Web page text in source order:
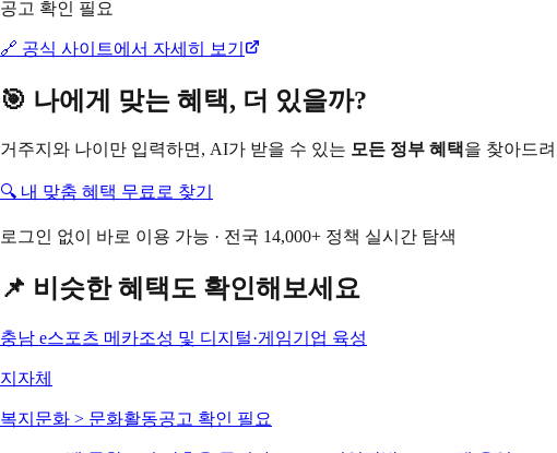
공고 확인 필요
🔗 공식 사이트에서 자세히 보기
🎯 나에게 맞는 혜택, 더 있을까?
거주지와 나이만 입력하면, AI가 받을 수 있는 모든 정부 혜택을 찾아드
🔍 내 맞춤 혜택 무료로 찾기
로그인 없이 바로 이용 가능 · 전국 14,000+ 정책 실시간 탐색
📌 비슷한 혜택도 확인해보세요
충남 e스포츠 메카조성 및 디지털·게임기업 육성
지자체
복지문화 > 문화활동공고 확인 필요